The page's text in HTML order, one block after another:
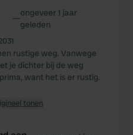
—ongeveer 1 jaar
geleden
rustige weg. Vanwege
je dichter bij de weg
want het is er rustig.
tonen